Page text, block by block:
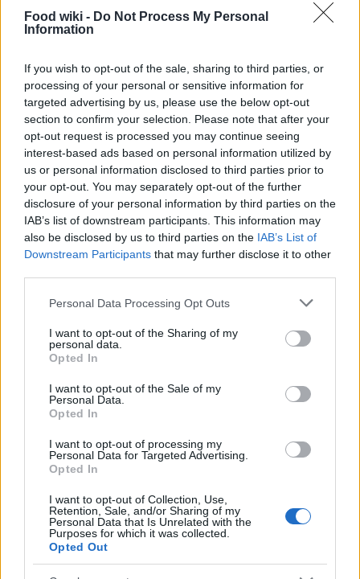
Food wiki - Do Not Process My Personal
Information
If you wish to opt-out of the sale, sharing to third parties, or
processing of your personal or sensitive information for
targeted advertising by us, please use the below opt-out
section to confirm your selection. Please note that after your
opt-out request is processed you may continue seeing
interest-based ads based on personal information utilized by
us or personal information disclosed to third parties prior to
your opt-out. You may separately opt-out of the further
disclosure of your personal information by third parties on the
IAB’s list of downstream participants. This information may
also be disclosed by us to third parties on the IAB’s List of
Downstream Participants that may further disclose it to other
Please note that this website/app uses one or more Google
not limited to your visit or usage behaviour. You may click to
grant or deny consent to Google and its third-party tags to
use your data for below specified purposes in below Google
consent section.
Personal Data Processing Opt Outs
I want to opt-out of the Sharing of my
personal data.
Opted In
I want to opt-out of the Sale of my
Personal Data.
Opted In
I want to opt-out of processing my
Personal Data for Targeted Advertising.
Opted In
I want to opt-out of Collection, Use,
Retention, Sale, and/or Sharing of my
Personal Data that Is Unrelated with the
Purposes for which it was collected.
Opted Out
Consigli per la conservazione e varianti
zucchine e bresaola in un contenitore ermetico in
frigorifero per un massimo di 1-2 giorni. Per chi
desidera una versione vegetariana, il tofu
affumicato o affettati vegetariani possono essere
ottime alternative alla bresaola. Questa ricetta è
anche perfetta per chi segue una dieta a basso
contenuto di carboidrati, grazie alla sua semplicità
e leggerezza.
Il tocco finale
integrale o una fetta di pane tostato. Questo non
solo aggiunge consistenza al pasto, ma offre
anche un equilibrio nutrizionale maggiore. In estate,
questa ricetta diventa un must, ideale per un
Domande frequenti
Posso sostituire la bresaola?
tofu affumicato o affettati vegetali per una
versione senza carne.
Come conservo le zucchine avanzate?